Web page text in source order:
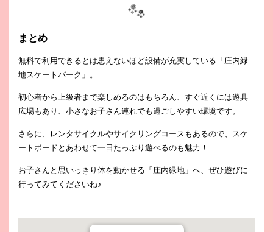
まとめ
無料で利用できるとは思えないほど設備が充実している「庄内緑
地スケートパーク」。
初心者から上級者まで楽しめるのはもちろん、すぐ近くには遊具
広場もあり、小さなお子さん連れでも過ごしやすい環境です。
さらに、レンタサイクルやサイクリングコースもあるので、スケ
ートボードとあわせて一日たっぷり遊べるのも魅力！
お子さんと思いっきり体を動かせる「庄内緑地」へ、ぜひ遊びに
行ってみてくださいね♪